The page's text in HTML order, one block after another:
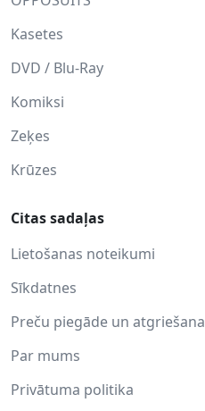
Kasetes
DVD / Blu-Ray
Komiksi
Zeķes
Krūzes
Citas sadaļas
Lietošanas noteikumi
Sīkdatnes
Preču piegāde un atgriešana
Par mums
Privātuma politika